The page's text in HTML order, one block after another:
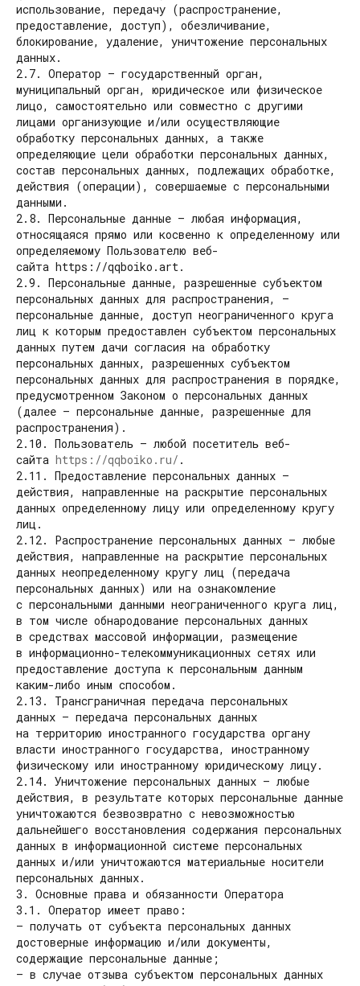
использование, передачу (распространение,
предоставление, доступ), обезличивание,
блокирование, удаление, уничтожение персональных
данных.
2.7. Оператор — государственный орган,
муниципальный орган, юридическое или физическое
лицо, самостоятельно или совместно с другими
лицами организующие и/или осуществляющие
обработку персональных данных, а также
определяющие цели обработки персональных данных,
состав персональных данных, подлежащих обработке,
действия (операции), совершаемые с персональными
данными.
2.8. Персональные данные — любая информация,
относящаяся прямо или косвенно к определенному или
определяемому Пользователю веб-
сайта https://qqboiko.art.
2.9. Персональные данные, разрешенные субъектом
персональных данных для распространения, —
персональные данные, доступ неограниченного круга
лиц к которым предоставлен субъектом персональных
данных путем дачи согласия на обработку
персональных данных, разрешенных субъектом
персональных данных для распространения в порядке,
предусмотренном Законом о персональных данных
(далее — персональные данные, разрешенные для
распространения).
2.10. Пользователь — любой посетитель веб-
сайта https://qqboiko.ru/ .
2.11. Предоставление персональных данных —
действия, направленные на раскрытие персональных
данных определенному лицу или определенному кругу
лиц.
2.12. Распространение персональных данных — любые
действия, направленные на раскрытие персональных
данных неопределенному кругу лиц (передача
персональных данных) или на ознакомление
с персональными данными неограниченного круга лиц,
в том числе обнародование персональных данных
в средствах массовой информации, размещение
в информационно-телекоммуникационных сетях или
предоставление доступа к персональным данным
каким-либо иным способом.
2.13. Трансграничная передача персональных
данных — передача персональных данных
на территорию иностранного государства органу
власти иностранного государства, иностранному
физическому или иностранному юридическому лицу.
2.14. Уничтожение персональных данных — любые
действия, в результате которых персональные данные
уничтожаются безвозвратно с невозможностью
дальнейшего восстановления содержания персональных
данных в информационной системе персональных
данных и/или уничтожаются материальные носители
персональных данных.
3. Основные права и обязанности Оператора
3.1. Оператор имеет право:
— получать от субъекта персональных данных
достоверные информацию и/или документы,
содержащие персональные данные;
— в случае отзыва субъектом персональных данных